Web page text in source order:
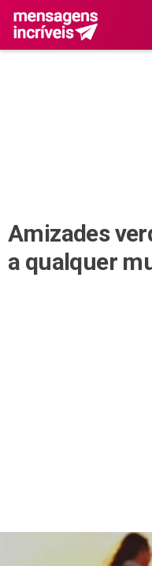
Amizades
a qualquer